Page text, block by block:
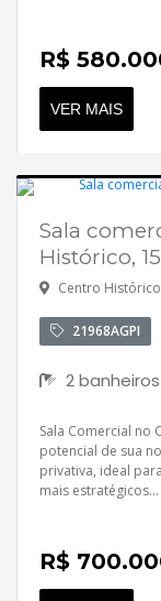
R$
VER MAIS
Sala
Histórico,
Centro
21968AGPI
2 banheiros
Sala Comercial
potencial de sua
privativa, ideal
mais estratégicos...
R$